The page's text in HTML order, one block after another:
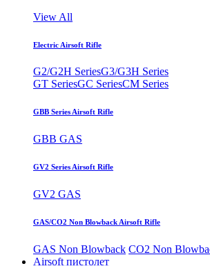
View All
Electric Airsoft Rifle
G2/G2H SeriesG3/G3H Series
GT SeriesGC SeriesCM Series
GBB Series Airsoft Rifle
GBB GAS
GV2 Series Airsoft Rifle
GV2 GAS
GAS/CO2 Non Blowback Airsoft Rifle
GAS Non Blowback CO2 Non
Airsoft пистолет